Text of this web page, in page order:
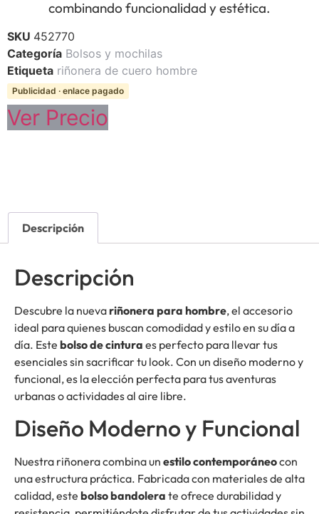
combinando funcionalidad y estética.
SKU 452770
Categoría Bolsos y mochilas
Etiqueta riñonera de cuero hombre
Publicidad · enlace pagado
Ver Precio
Descripción
Descripción
Descubre la nuevariñonera para hombre, el accesorio
ideal para quienes buscan comodidad y estilo en su día a
día. Este bolso de cintura es perfecto para llevar tus
esenciales sin sacrificar tu look. Con un diseño moderno y
funcional, es la elección perfecta para tus aventuras
urbanas o actividades al aire libre.
Diseño Moderno y Funcional
Nuestra riñonera combina un estilo contemporáneocon
una estructura práctica. Fabricada con materiales de alta
calidad, este bolso bandolera te ofrece durabilidad y